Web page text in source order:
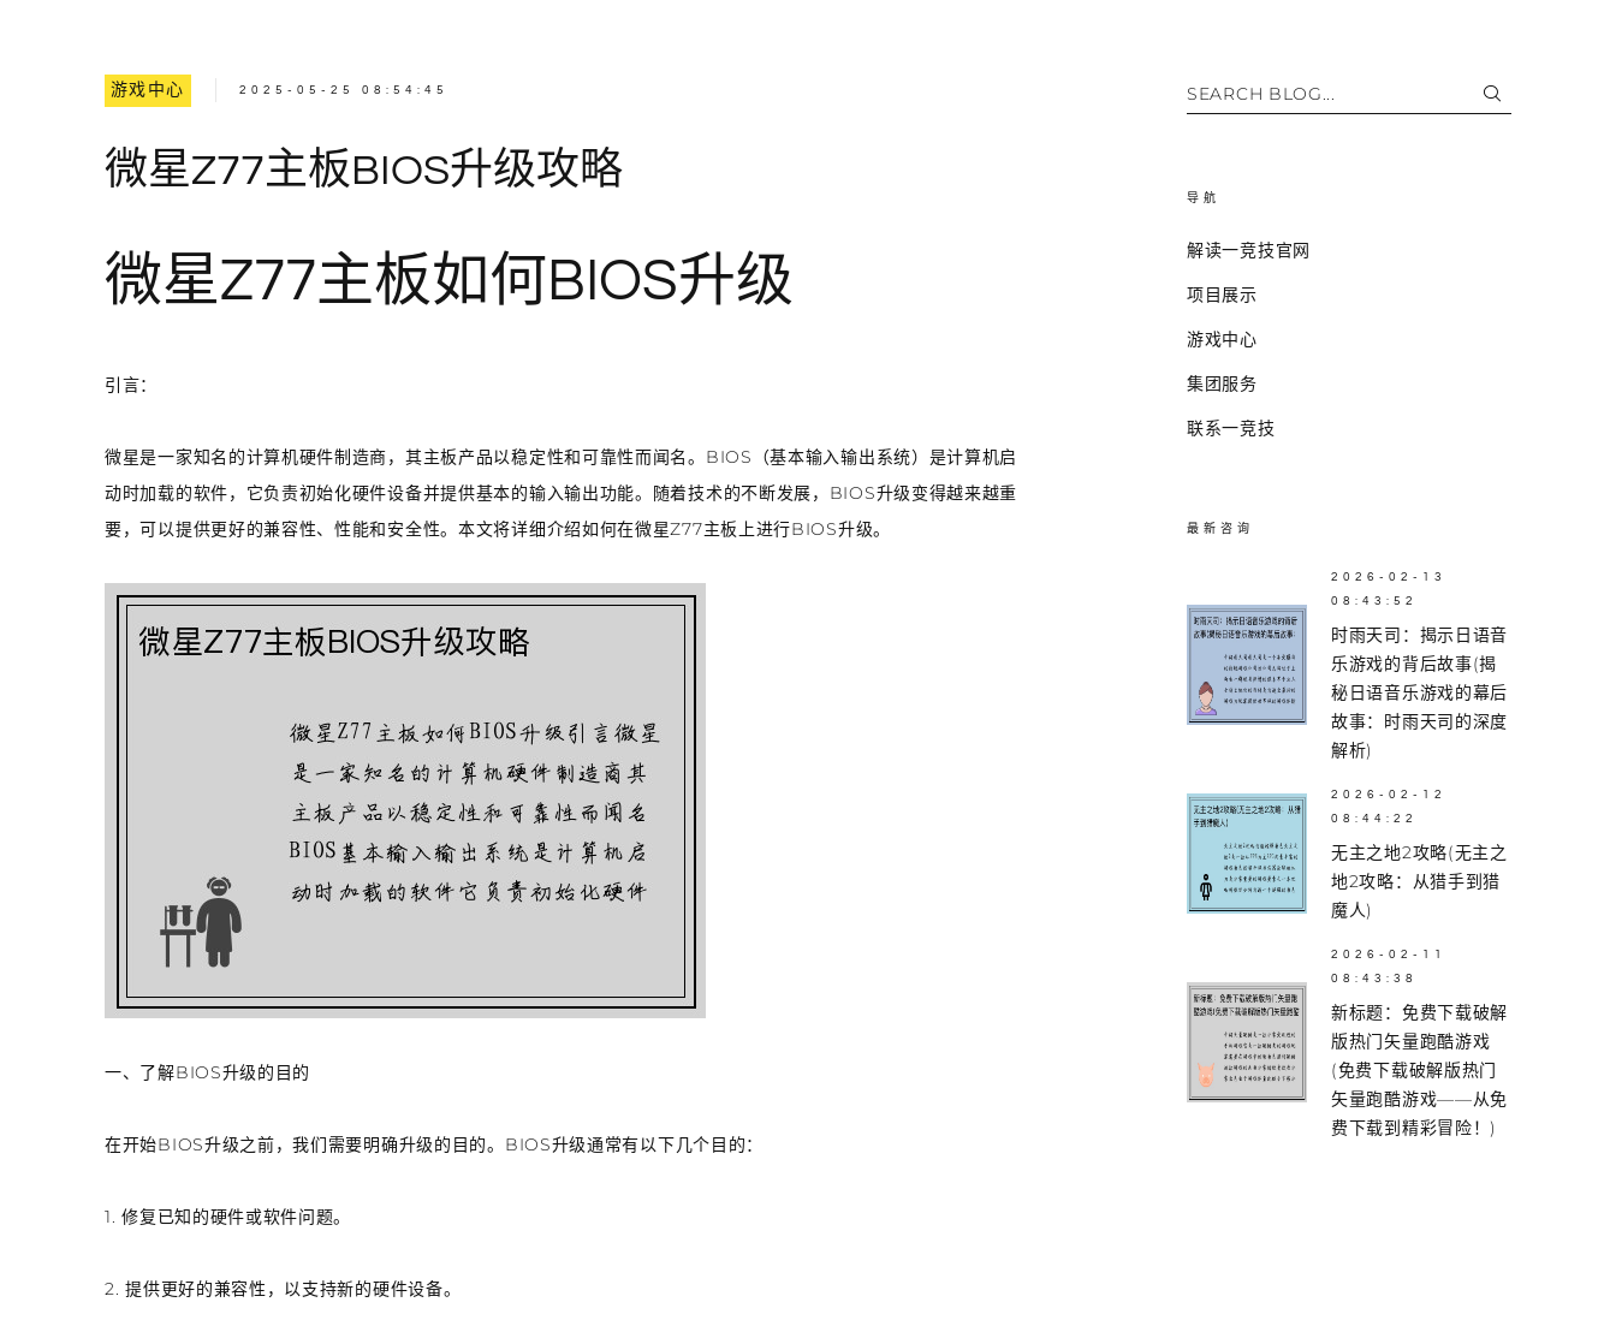
游戏中心 2025-05-25 08:54:45
微星Z77主板BIOS升级攻略
微星Z77主板如何BIOS升级
引言：
微星是一家知名的计算机硬件制造商，其主板产品以稳定性和可靠性而闻名。BIOS（基本输入输出系统）是计算机启
动时加载的软件，它负责初始化硬件设备并提供基本的输入输出功能。随着技术的不断发展，BIOS升级变得越来越重
要，可以提供更好的兼容性、性能和安全性。本文将详细介绍如何在微星Z77主板上进行BIOS升级。
一、了解BIOS升级的目的
在开始BIOS升级之前，我们需要明确升级的目的。BIOS升级通常有以下几个目的：
1. 修复已知的硬件或软件问题。
2. 提供更好的兼容性，以支持新的硬件设备。
SEARCH BLOG...
导航
解读一竞技官网
项目展示
游戏中心
集团服务
联系一竞技
最新咨询
2026-02-13
08:43:52
时雨天司：揭示日语音
乐游戏的背后故事(揭
秘日语音乐游戏的幕后
故事：时雨天司的深度
解析)
2026-02-12
08:44:22
无主之地2攻略(无主之
地2攻略：从猎手到猎
魔人)
2026-02-11
08:43:38
新标题：免费下载破解
版热门矢量跑酷游戏
(免费下载破解版热门
矢量跑酷游戏——从免
费下载到精彩冒险！)